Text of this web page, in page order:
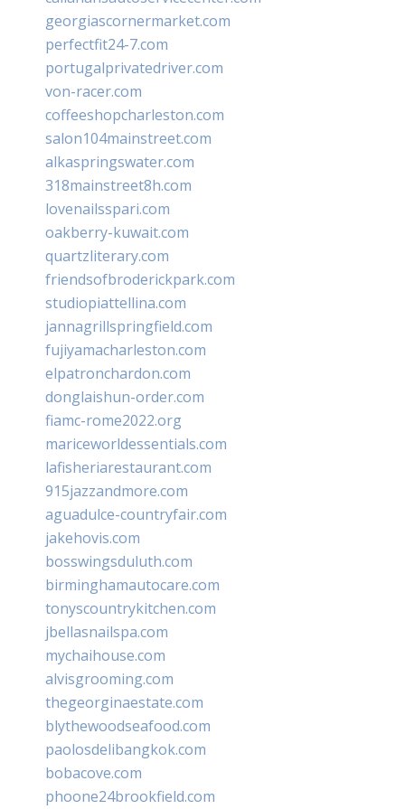
georgiascornermarket.com
perfectfit24-7.com
portugalprivatedriver.com
von-racer.com
coffeeshopcharleston.com
salon104mainstreet.com
alkaspringswater.com
318mainstreet8h.com
lovenailsspari.com
oakberry-kuwait.com
quartzliterary.com
friendsofbroderickpark.com
studiopiattellina.com
jannagrillspringfield.com
fujiyamacharleston.com
elpatronchardon.com
donglaishun-order.com
fiamc-rome2022.org
mariceworldessentials.com
lafisheriarestaurant.com
915jazzandmore.com
aguadulce-countryfair.com
jakehovis.com
bosswingsduluth.com
birminghamautocare.com
tonyscountrykitchen.com
jbellasnailspa.com
mychaihouse.com
alvisgrooming.com
thegeorginaestate.com
blythewoodseafood.com
paolosdelibangkok.com
bobacove.com
phoone24brookfield.com